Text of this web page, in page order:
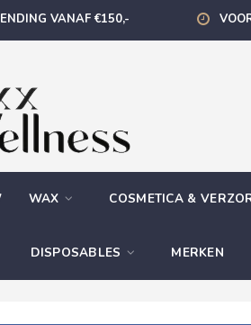
VANAF €150,-
WAX COSMETICA &
DISPOSABLES MERKEN